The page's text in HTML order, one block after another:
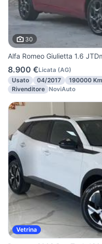
30
Alfa Romeo Giulietta 1.6
8.900 €Licata (AG)
Usato
04/2017 190000 Km
Rivenditore NoviAuto
Vetrina